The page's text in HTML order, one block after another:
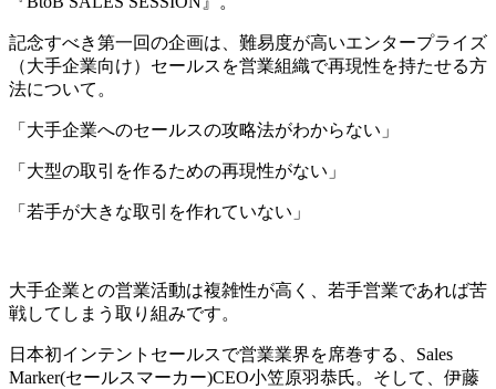
記念すべき第一回の企画は、難易度が高いエンタープライズ
（大手企業向け）セールスを営業組織で再現性を持たせる方
法について。
「大手企業へのセールスの攻略法がわからない」
「大型の取引を作るための再現性がない」
「若手が大きな取引を作れていない」
大手企業との営業活動は複雑性が高く、若手営業であれば苦
戦してしまう取り組みです。
日本初インテントセールスで営業業界を席巻する、Sales
Marker(セールスマーカー)CEO小笠原羽恭氏。そして、伊藤